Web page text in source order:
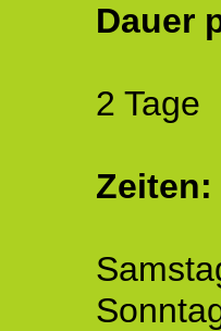
Dauer
2 Tage
Zeiten: